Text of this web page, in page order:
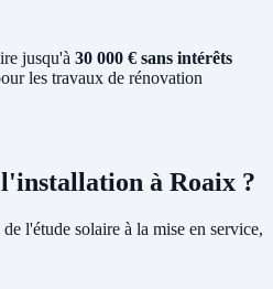
jusqu'à 30 000 € sans intérêts
les travaux de rénovation
l'installation à Roaix ?
l'étude solaire à la mise en service,